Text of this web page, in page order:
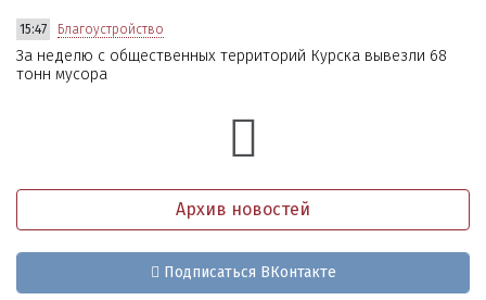
15:47 Благоустройство
За неделю с общественных территорий Курска вывезли 68
тонн мусора
Архив новостей
Подписаться ВКонтакте